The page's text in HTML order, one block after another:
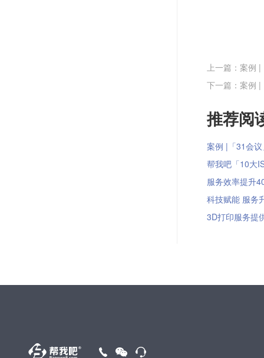
上一篇：案例
下一篇：案例 |
推荐阅
案例 |「31会
帮我吧「10大
服务效率提升
科技赋能 服务
3D打印服务提